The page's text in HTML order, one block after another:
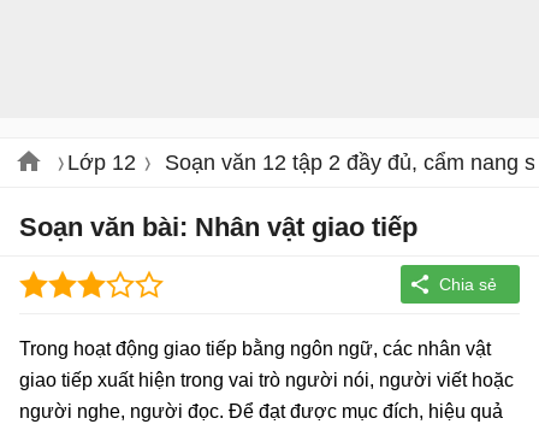
Lớp 12 Soạn văn 12 tập 2 đầy đủ, cẩm nang
Soạn văn bài: Nhân vật giao tiếp
Trong hoạt động giao tiếp bằng ngôn ngữ, các nhân vật
giao tiếp xuất hiện trong vai trò người nói, người viết hoặc
người nghe, người đọc. Để đạt được mục đích, hiệu quả